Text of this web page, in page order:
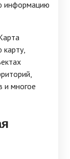
информацию
карту,
и многое